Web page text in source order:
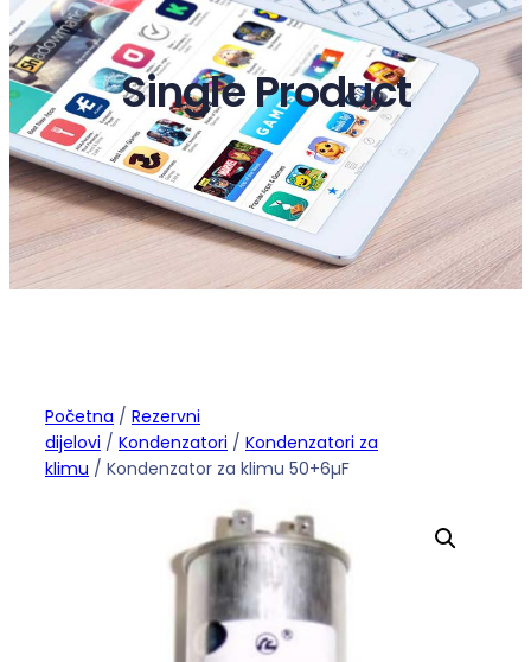
Single Product
Početna / Rezervni
dijelovi / Kondenzatori / Kondenzatori za
klimu / Kondenzator za klimu 50+6µF